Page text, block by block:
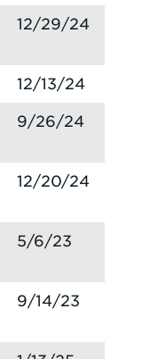
12/29/24
12/13/24
9/26/24
12/20/24
5/6/23
9/14/23